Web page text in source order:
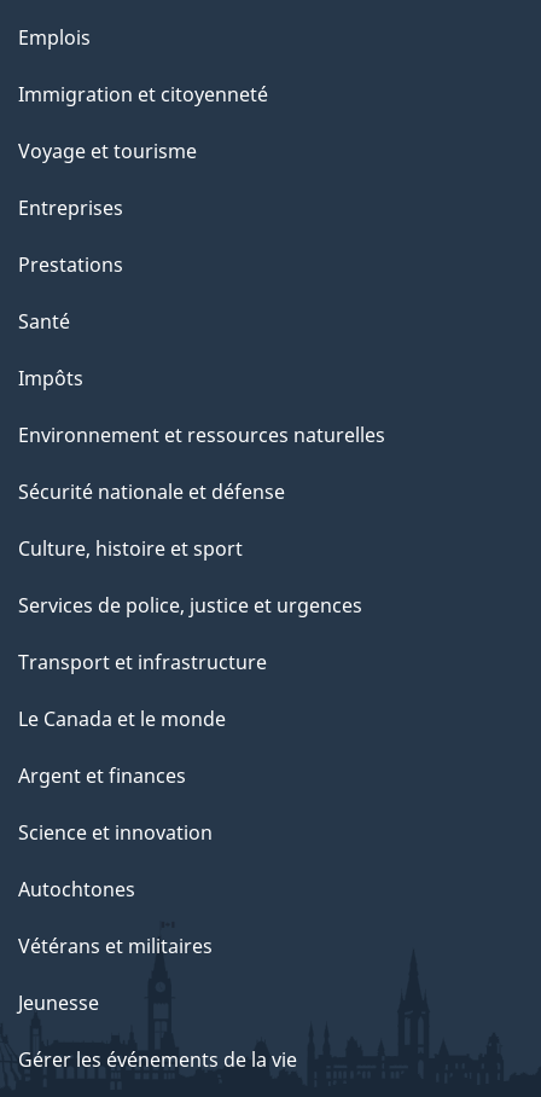
Thèmes
sujets
Emplois
Immigration et citoyenneté
Voyage et tourisme
Entreprises
Prestations
Santé
Impôts
Environnement et ressources naturelles
Sécurité nationale et défense
Culture, histoire et sport
Services de police, justice et urgences
Transport et infrastructure
Le Canada et le monde
Argent et finances
Science et innovation
Autochtones
Vétérans et militaires
Jeunesse
Gérer les événements de la vie